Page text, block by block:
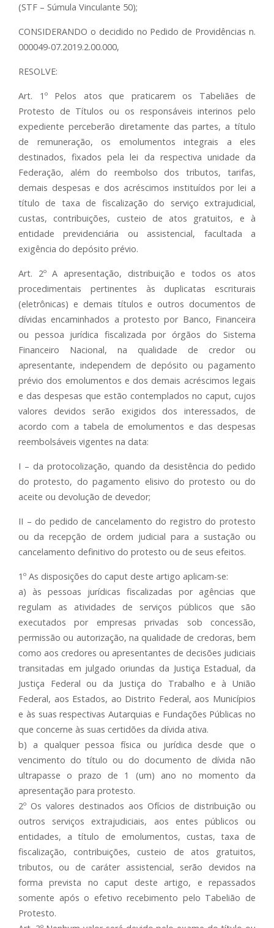
(STF – Súmula Vinculante 50);
CONSIDERANDO o decidido no Pedido de Providências n.
000049-07.2019.2.00.000,
RESOLVE:
Art. 1º Pelos atos que praticarem os Tabeliães de
Protesto de Títulos ou os responsáveis interinos pelo
expediente perceberão diretamente das partes, a título
de remuneração, os emolumentos integrais a eles
destinados, fixados pela lei da respectiva unidade da
Federação, além do reembolso dos tributos, tarifas,
demais despesas e dos acréscimos instituídos por lei a
título de taxa de fiscalização do serviço extrajudicial,
custas, contribuições, custeio de atos gratuitos, e à
entidade previdenciária ou assistencial, facultada a
exigência do depósito prévio.
Art. 2º A apresentação, distribuição e todos os atos
procedimentais pertinentes às duplicatas escriturais
(eletrônicas) e demais títulos e outros documentos de
dívidas encaminhados a protesto por Banco, Financeira
ou pessoa jurídica fiscalizada por órgãos do Sistema
Financeiro Nacional, na qualidade de credor ou
apresentante, independem de depósito ou pagamento
prévio dos emolumentos e dos demais acréscimos legais
e das despesas que estão contemplados no caput, cujos
valores devidos serão exigidos dos interessados, de
acordo com a tabela de emolumentos e das despesas
reembolsáveis vigentes na data:
I – da protocolização, quando da desistência do pedido
do protesto, do pagamento elisivo do protesto ou do
aceite ou devolução de devedor;
II – do pedido de cancelamento do registro do protesto
ou da recepção de ordem judicial para a sustação ou
cancelamento definitivo do protesto ou de seus efeitos.
1º As disposições do caput deste artigo aplicam-se:
a) às pessoas jurídicas fiscalizadas por agências que
regulam as atividades de serviços públicos que são
executados por empresas privadas sob concessão,
permissão ou autorização, na qualidade de credoras, bem
como aos credores ou apresentantes de decisões judiciais
transitadas em julgado oriundas da Justiça Estadual, da
Justiça Federal ou da Justiça do Trabalho e à União
Federal, aos Estados, ao Distrito Federal, aos Municípios
e às suas respectivas Autarquias e Fundações Públicas no
que concerne às suas certidões da dívida ativa.
b) a qualquer pessoa física ou jurídica desde que o
vencimento do título ou do documento de dívida não
ultrapasse o prazo de 1 (um) ano no momento da
apresentação para protesto.
2º Os valores destinados aos Ofícios de distribuição ou
outros serviços extrajudiciais, aos entes públicos ou
entidades, a título de emolumentos, custas, taxa de
fiscalização, contribuições, custeio de atos gratuitos,
tributos, ou de caráter assistencial, serão devidos na
forma prevista no caput deste artigo, e repassados
somente após o efetivo recebimento pelo Tabelião de
Protesto.